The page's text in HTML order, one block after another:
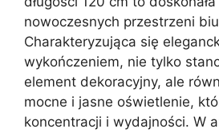
nowoczesnych przestrzeni
Charakteryzująca się
wykończeniem, nie tylko
element dekoracyjny, ale
mocne i jasne oświetlenie,
koncentracji i wydajności. W